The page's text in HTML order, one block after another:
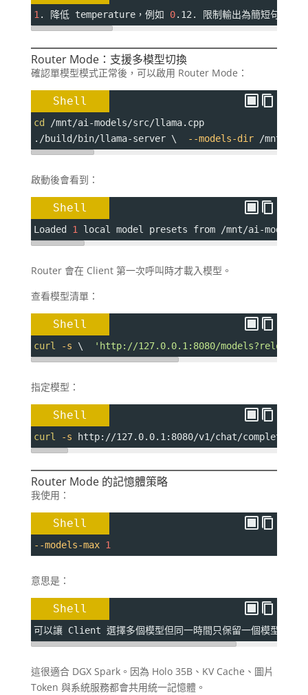
1 . 降低 temperature，例如 0.12. 限制輸出為簡短句子3.
Router Mode：支援多模型切換
確認單模型模式正常後，可以啟用 Router Mode：
Shell
cd
/mnt/ai-models/src/llama.cpp
./build/bin/llama-server \
--models-dir /mnt/ai-
啟動後會看到：
Shell
Loaded 1 local model presets from /mnt/ai-
Router 會在 Client 第一次呼叫時才載入模型。
查看模型清單：
Shell
curl -s \ 'http://127.0.0.1:8080/models?reload=1'
指定模型：
Shell
curl -s http://127.0.0.1:8080/v1/chat/
Router Mode 的記憶體策略
我使用：
Shell
--models-max 1
意思是：
Shell
可以讓 Client 選擇多個模型但同一時間只保留一個模型在記
這很適合 DGX Spark。因為 Holo 35B、KV Cache、圖片
Token 與系統服務都會共用統一記憶體。